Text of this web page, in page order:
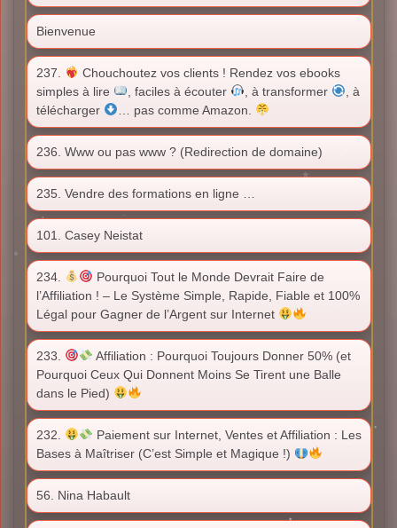
Bienvenue
237.
Chouchoutez vos clients ! Rendez vos ebooks
simples à lire
, faciles à écouter , à transformer
, à
télécharger
… pas comme Amazon.
236. Www ou pas www ? (Redirection de domaine)
235. Vendre des formations en ligne …
101. Casey Neistat
234.
Pourquoi Tout le Monde Devrait Faire de
l’Affiliation ! – Le Système Simple, Rapide, Fiable et 100%
Légal pour Gagner de l’Argent sur Internet
233.
Affiliation : Pourquoi Toujours Donner 50% (et
Pourquoi Ceux Qui Donnent Moins Se Tirent une Balle
dans le Pied)
232.
Paiement sur Internet, Ventes et Affiliation : Les
Bases à Maîtriser (C’est Simple et Magique !)
56. Nina Habault